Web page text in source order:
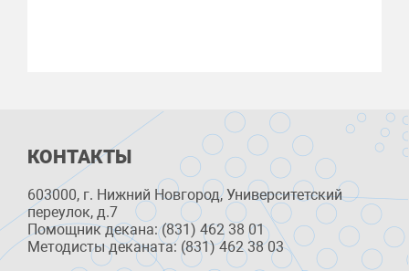
КОНТАКТЫ
603000, г. Нижний Новгород, Университетский
переулок, д.7
Помощник декана: (831) 462 38 01
Методисты деканата: (831) 462 38 03